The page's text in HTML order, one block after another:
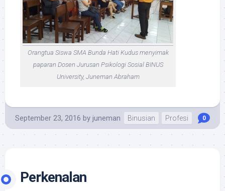
Orangtua Siswa SMA Bunda Hati Kudus menyimak
paparan Dosen Jurusan Psikologi Sosial BINUS
University, Juneman Abraham
September 23, 2016 by juneman Binusian Profesi 0
Perkenalan